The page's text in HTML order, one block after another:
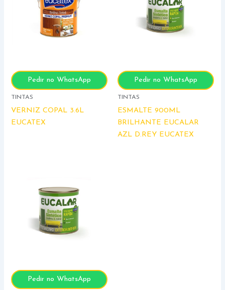
Pedir no WhatsApp
TINTAS
VERNIZ COPAL 3.6L
EUCATEX
Pedir no WhatsApp
TINTAS
ESMALTE 900ML
BRILHANTE EUCALAR
AZL D.REY EUCATEX
Pedir no WhatsApp